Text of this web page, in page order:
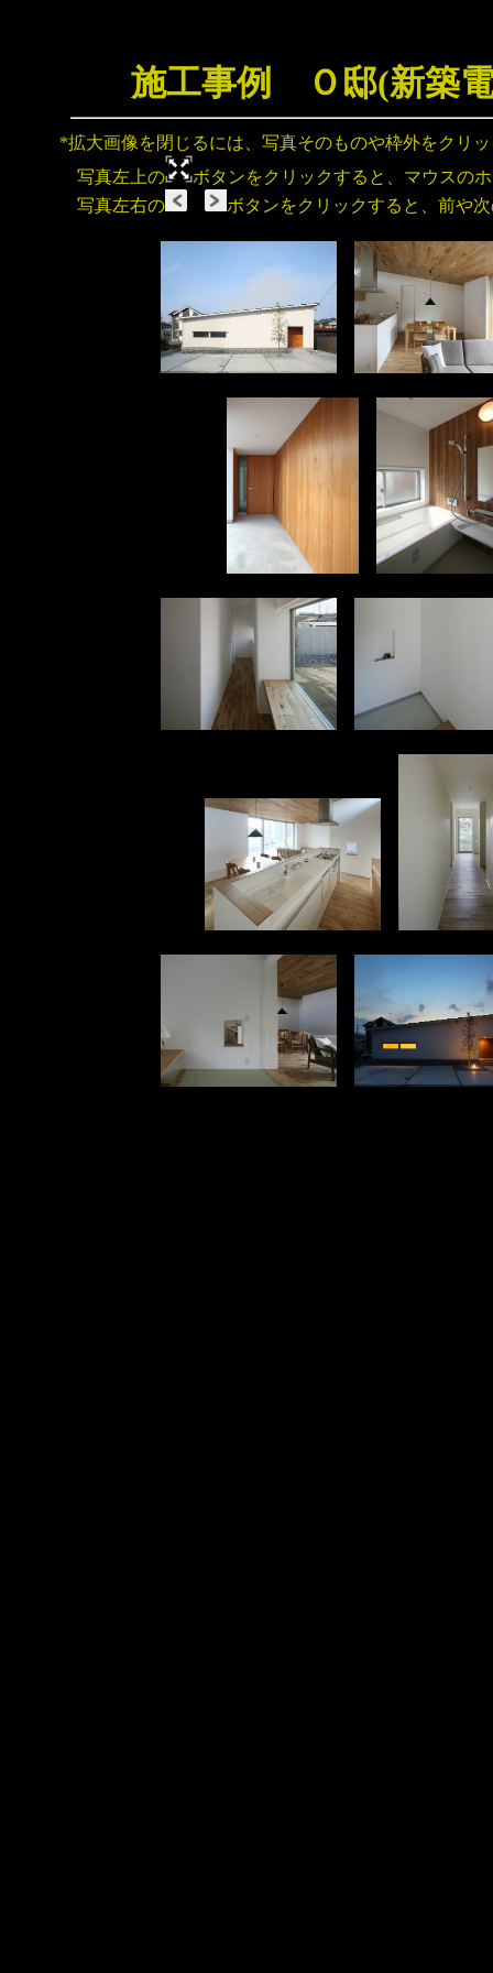
施工事例 Ｏ邸(新築
*拡大画像を閉じるには、写真そのものや枠外をクリ
写真左上の
ボタンをクリックすると、マウスの
写真左右の
ボタンをクリックすると、前や